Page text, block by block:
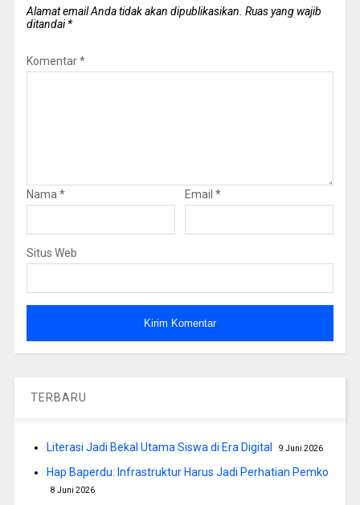
Alamat email Anda tidak akan dipublikasikan. Ruas yang wajib
ditandai*
Komentar*
Nama * Email *
Situs Web
TERBARU
Literasi Jadi Bekal Utama Siswa di Era Digital 9 Juni 2026
Hap Baperdu: Infrastruktur Harus Jadi Perhatian Pemko
8 Juni 2026